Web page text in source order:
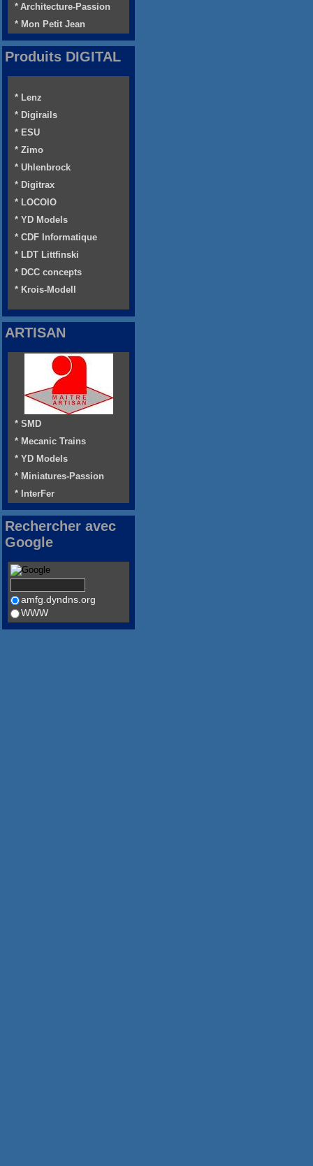
* Architecture-Passion
* Mon Petit Jean
Produits DIGITAL
* Lenz
* Digirails
* ESU
* Zimo
* Uhlenbrock
* Digitrax
* LOCOIO
* YD Models
* CDF Informatique
* LDT Littfinski
* DCC concepts
* Krois-Modell
ARTISAN
* SMD
* Mecanic Trains
* YD Models
* Miniatures-Passion
* InterFer
Rechercher avec
Google
amfg.dyndns.org
WWW